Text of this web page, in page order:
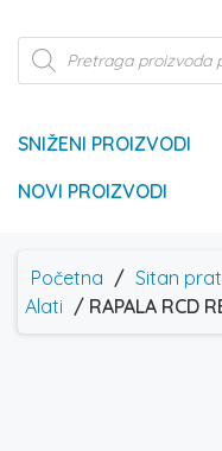
Products
search
SNIŽENI PROIZVODI
NOVI PROIZVODI
Početna / Sitan
Alati / RAPALA RCD